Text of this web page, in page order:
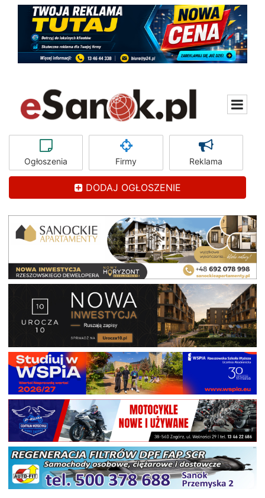
Ogłoszenia Firmy Reklama
DODAJ OGŁOSZENIE